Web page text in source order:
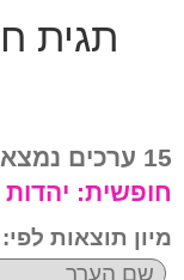
תגית
15 ערכים נמצאו בהקשר לנושא:
חופשית:
מיון תוצאות לפי: